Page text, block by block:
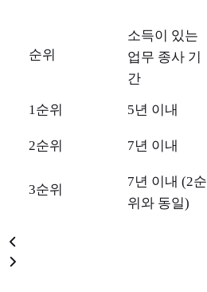
순위
소득이 있는
업무 종사 기
간
1순위 5년 이내
2순위 7년 이내
3순위
7년 이내 (2순
위와 동일)